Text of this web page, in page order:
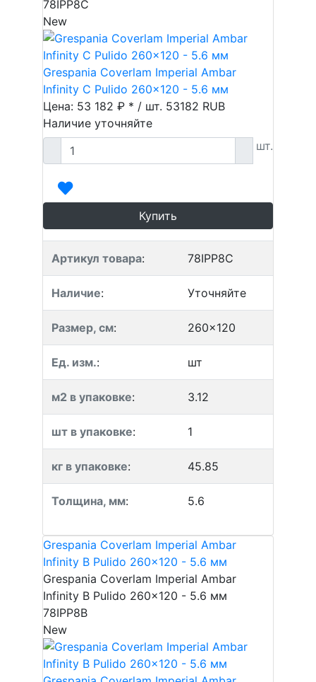
78IPP8C
New
Grespania Coverlam Imperial Ambar
Infinity C Pulido 260x120 - 5.6 мм
Цена: 53 182 ₽ * / шт. 53182 RUB
Наличие уточняйте
шт.
Купить
Артикул товара: 78IPP8C
Наличие: Уточняйте
Размер, см: 260x120
Ед. изм.: шт
м2 в упаковке: 3.12
шт в упаковке: 1
кг в упаковке: 45.85
Толщина, мм: 5.6
Grespania Coverlam Imperial Ambar
Infinity B Pulido 260x120 - 5.6 мм
Grespania Coverlam Imperial Ambar
Infinity B Pulido 260x120 - 5.6 мм
78IPP8B
New